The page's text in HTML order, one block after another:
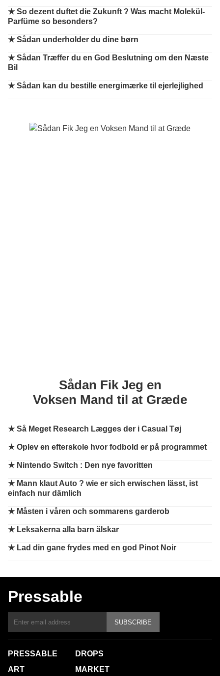
★So dezent duftet die Zukunft ? Was macht Molekül-
Parfüme so besonders?
★Sådan underholder du dine børn
★Sådan Træffer du en God Beslutning om den Næste
Bil
★Sådan kan du bestille energimærke til ejerlejlighed
Sådan Fik Jeg en
Voksen Mand til at Græde
★Så Meget Research Lægges der i Casual Tøj
★Oplev en efterskole hvor fodbold er på programmet
★ Nintendo Switch : Den nye favoritten
★ Mann klaut Auto ? wie er sich erwischen lässt, ist
einfach nur dämlich
★ Måsten i våren och sommarens garderob
★ Leksakerna alla barn älskar
★ Lad din gane frydes med en god Pinot Noir
Pressable
SUBSCRIBE
PRESSABLE
ART
DROPS
MARKET